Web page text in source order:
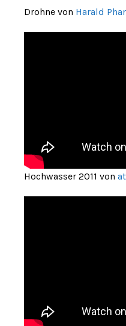
Drohne von Harald
Hochwasser 2011 von